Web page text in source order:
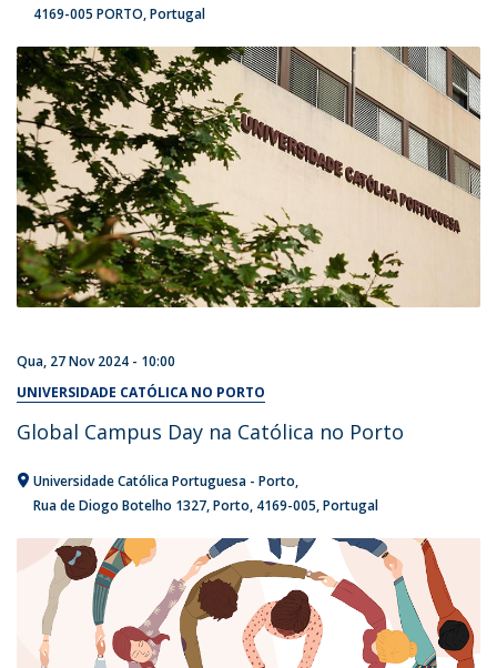
4169-005 PORTO Portugal
Qua, 27 Nov 2024 - 10:00
UNIVERSIDADE CATÓLICA NO PORTO
Global Campus Day na Católica no Porto
Universidade Católica Portuguesa - Porto
Rua de Diogo Botelho 1327 Porto 4169-005 Portugal